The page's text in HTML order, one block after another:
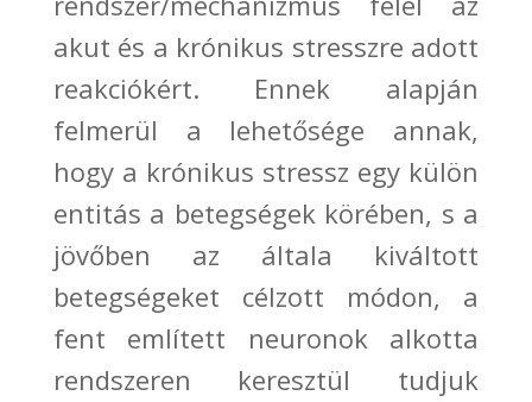
akut és a krónikus stresszre adott
reakciókért. Ennek alapján
felmerül a lehetősége annak,
hogy a krónikus stressz egy külön
entitás a betegségek körében, s a
jövőben az általa kiváltott
betegségeket célzott módon, a
fent említett neuronok alkotta
rendszeren keresztül tudjuk